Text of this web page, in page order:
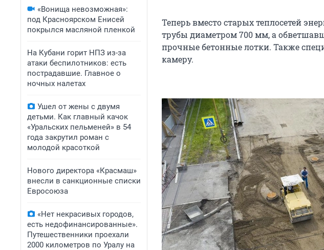
«Вонища невозможная»:
под Красноярском Енисей
покрылся масляной пленкой
На Кубани горит НПЗ из-за
атаки беспилотников: есть
пострадавшие. Главное о
ночных налетах
Ушел от жены с двумя
детьми. Как главный качок
«Уральских пельменей» в 54
года закрутил роман с
молодой красоткой
Нового директора «Красмаш»
внесли в санкционные списки
Евросоюза
«Нет некрасивых городов,
есть недофинансированные».
Путешественники проехали
2000 километров по Уралу на
Теперь вместо старых теплосетей
трубы диаметром 700 мм, а
прочные бетонные лотки. Также
камеру.